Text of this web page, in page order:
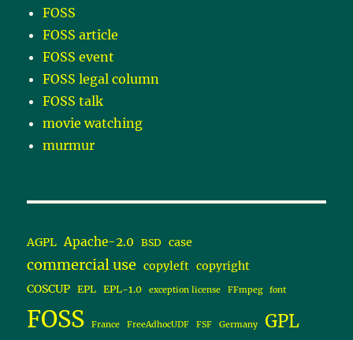
FOSS
FOSS article
FOSS event
FOSS legal column
FOSS talk
movie watching
murmur
AGPL Apache-2.0 BSD case
commercial use copyleft copyright
COSCUP
EPL EPL-1.0 exception license FFmpeg font
FOSS France FreeAdhocUDF FSF Germany GPL